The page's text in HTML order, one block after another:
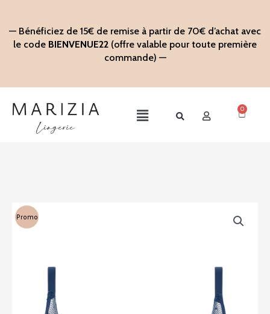
contenu
— Bénéficiez de 15€ de remise à partir de 70€ d’achat avec
le code BIENVENUE22 (offre valable pour toute première
commande) —
Main
0
Panier
Promo